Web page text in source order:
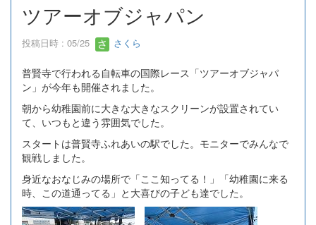
ツアーオブジャパン
投稿日時 : 05/25 さくら
普賢寺で行われる自転車の国際レース「ツアーオブジャパ
ン」が今年も開催されました。
朝から幼稚園前に大きな大きなスクリーンが設置されてい
て、いつもと違う雰囲気でした。
スタートは普賢寺ふれあいの駅でした。モニターでみんなで
観戦しました。
身近なおなじみの場所で「ここ知ってる！」「幼稚園に来る
時、この道通ってる」と大喜びの子ども達でした。